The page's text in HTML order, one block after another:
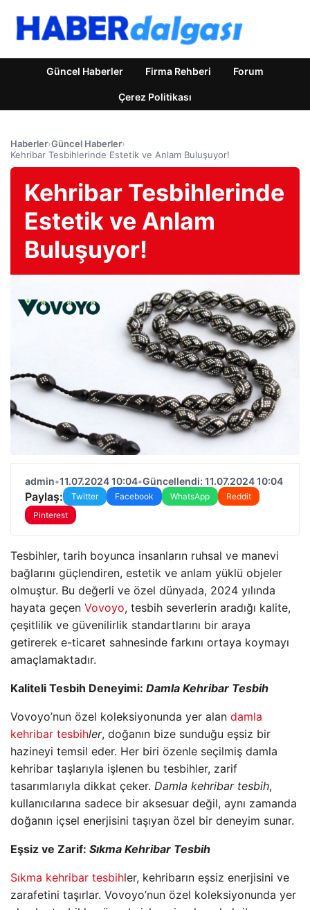
Güncel Haberler Firma Rehberi Forum
Çerez Politikası
Haberler›Güncel Haberler›
Kehribar Tesbihlerinde Estetik ve Anlam Buluşuyor!
Kehribar Tesbihlerinde
Estetik ve Anlam
Buluşuyor!
admin•11.07.2024 10:04•Güncellendi: 11.07.2024 10:04
Paylaş: Twitter Facebook WhatsApp
Reddit
Pinterest
Tesbihler, tarih boyunca insanların ruhsal ve manevi
bağlarını güçlendiren, estetik ve anlam yüklü objeler
olmuştur. Bu değerli ve özel dünyada, 2024 yılında
hayata geçen Vovoyo, tesbih severlerin aradığı kalite,
çeşitlilik ve güvenilirlik standartlarını bir araya
getirerek e-ticaret sahnesinde farkını ortaya koymayı
amaçlamaktadır.
Kaliteli Tesbih Deneyimi: Damla Kehribar Tesbih
Vovoyo’nun özel koleksiyonunda yer alan damla
kehribar tesbihler, doğanın bize sunduğu eşsiz bir
hazineyi temsil eder. Her biri özenle seçilmiş damla
kehribar taşlarıyla işlenen bu tesbihler, zarif
tasarımlarıyla dikkat çeker. Damla kehribar tesbih,
kullanıcılarına sadece bir aksesuar değil, aynı zamanda
doğanın içsel enerjisini taşıyan özel bir deneyim sunar.
Eşsiz ve Zarif: Sıkma Kehribar Tesbih
Sıkma kehribar tesbihler, kehribarın eşsiz enerjisini ve
zarafetini taşırlar. Vovoyo’nun özel koleksiyonunda yer